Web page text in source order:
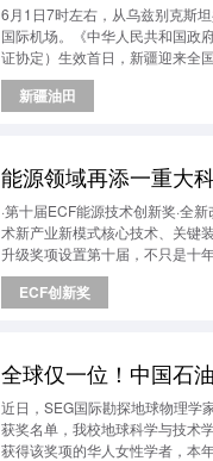
6月1日7时左右，从乌兹别克斯
国际机场。《中华人民共和国政
证协定）生效首日，新疆迎来全
新疆油田
能源领域再添一重大
·第十届ECF能源技术创新奖·全
术新产业新模式核心技术、关键
升级奖项设置第十届，不只是十
年设立以来，ECF能源技术创新
ECF创新奖
全球仅一位！中国石
近日，SEG国际勘探地球物理学
获奖名单，我校地球科学与技术
获得该奖项的华人女性学者，本